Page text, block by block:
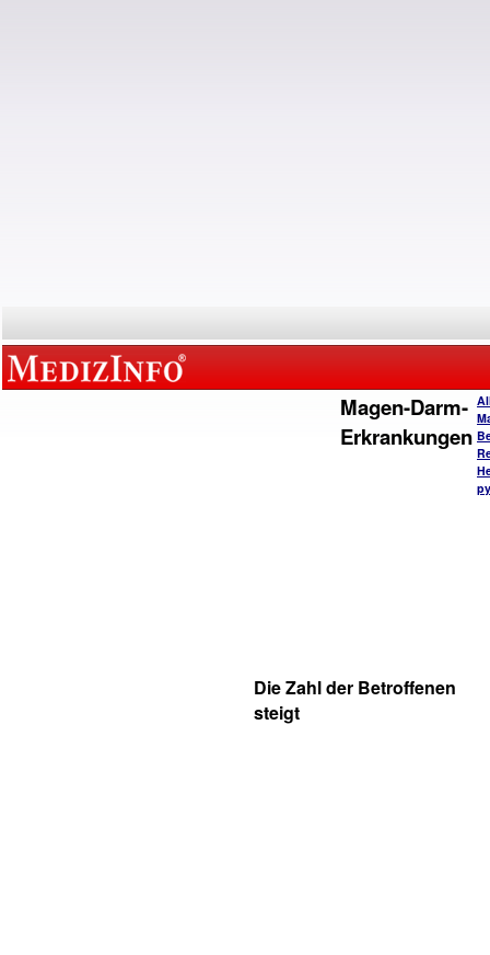
Magen-Darm-
Erkrankungen
Die Zahl der Betroffenen
steigt